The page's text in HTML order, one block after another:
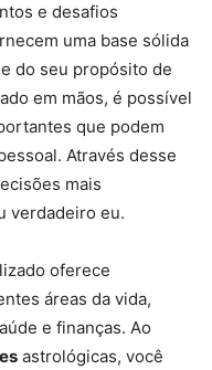
e desafios
uma base sólida
do seu propósito de
em mãos, é possível
que podem
Através desse
mais
verdadeiro eu.
oferece
áreas da vida,
e finanças. Ao
astrológicas, você